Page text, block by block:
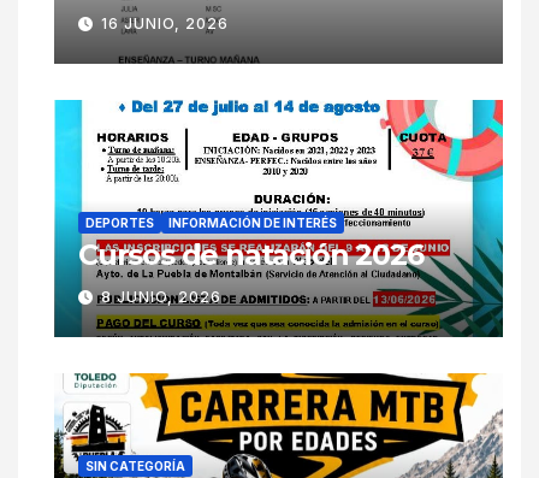
16 JUNIO, 2026
DEPORTES INFORMACIÓN DE INTERÉS
Cursos de natación 2026
8 JUNIO, 2026
SIN CATEGORÍA